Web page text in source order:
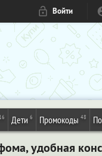
Войти
16 Дети 6 Промокоды 48
удобная